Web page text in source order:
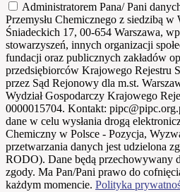
Administratorem Pana/ Pani
Przemysłu Chemicznego z siedzibą w
Śniadeckich 17, 00-654 Warszawa,
stowarzyszeń, innych organizacji
fundacji oraz publicznych zakładów
przedsiębiorców Krajowego Rejestru
przez Sąd Rejonowy dla m.st.
Wydział Gospodarczy Krajowego
0000015704. Kontakt:
dane w celu wysłania drogą
Chemiczny w Polsce - Pozycja,
przetwarzania danych jest udzielona
RODO). Dane będą przechowywany
zgody. Ma Pan/Pani prawo do
każdym momencie. Polityka